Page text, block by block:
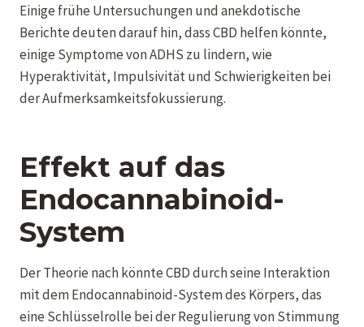
Einige frühe Untersuchungen und anekdotische
Berichte deuten darauf hin, dass CBD helfen könnte,
einige Symptome von ADHS zu lindern, wie
Hyperaktivität, Impulsivität und Schwierigkeiten bei
der Aufmerksamkeitsfokussierung.
Effekt auf das
Endocannabinoid-
System
Der Theorie nach könnte CBD durch seine Interaktion
mit dem Endocannabinoid-System des Körpers, das
eine Schlüsselrolle bei der Regulierung von Stimmung